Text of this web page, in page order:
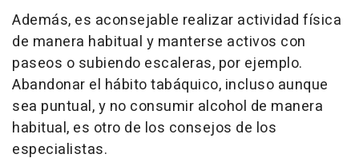
Además, es aconsejable realizar actividad física
de manera habitual y manterse activos con
paseos o subiendo escaleras, por ejemplo.
Abandonar el hábito tabáquico, incluso aunque
sea puntual, y no consumir alcohol de manera
habitual, es otro de los consejos de los
especialistas.